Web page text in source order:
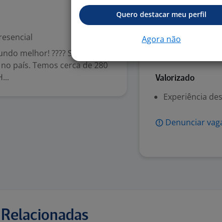
melhor! ???? Somos
país. Temos cerca de 280
Escolaridade
Valorizado
Experiência
Denunciar
Quero destacar meu perfil
Agora não